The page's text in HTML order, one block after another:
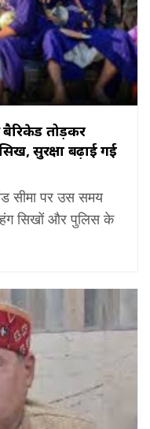
बैरिकेड तोड़कर
सुरक्षा बढ़ाई गई
सीमा पर उस समय
सिखों और पुलिस के